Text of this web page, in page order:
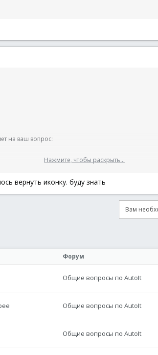
Нажмите, чтобы раскрыть...
на ваш вопрос:
иконки, 1 - скрытие, 0 - отображение
Нажмите, чтобы раскрыть...
вернуть иконку. буду знать
Вам
Форум
Общие вопросы по AutoIt
Общие вопросы по AutoIt
Общие вопросы по AutoIt